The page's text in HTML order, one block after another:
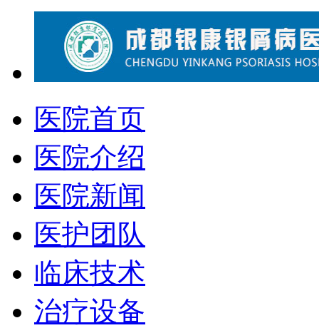
医院首页
医院介绍
医院新闻
医护团队
临床技术
治疗设备